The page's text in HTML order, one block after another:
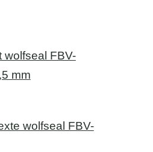
wolfseal FBV-
mm
wolfseal FBV-